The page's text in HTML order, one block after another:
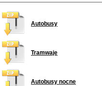
Autobusy
Tramwaje
Autobusy nocne